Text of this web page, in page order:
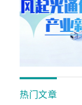
热门文章